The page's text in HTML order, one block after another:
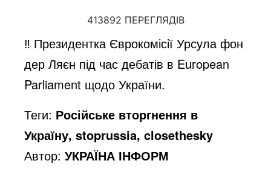
413892 ПЕРЕГЛЯДІВ
‼️ Президентка Єврокомісії Урсула фон
дер Ляєн під час дебатів в European
Parliament щодо України.
Теги: Російське вторгнення в
Україну, stoprussia, closethesky
Автор:УКРАЇНА ІНФОРМ